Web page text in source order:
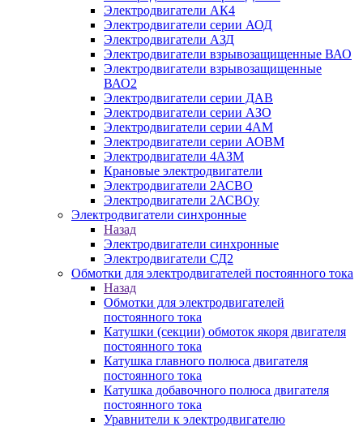
Электродвигатели АК4
Электродвигатели серии АОД
Электродвигатели АЗД
Электродвигатели взрывозащищенные ВАО
Электродвигатели взрывозащищенные
ВАО2
Электродвигатели серии ДАВ
Электродвигатели серии АЗО
Электродвигатели серии 4АМ
Электродвигатели серии АОВМ
Электродвигатели 4АЗМ
Крановые электродвигатели
Электродвигатели 2АСВО
Электродвигатели 2АСВОу
Электродвигатели синхронные
Назад
Электродвигатели синхронные
Электродвигатели СД2
Обмотки для электродвигателей постоянного тока
Назад
Обмотки для электродвигателей
постоянного тока
Катушки (секции) обмоток якоря двигателя
постоянного тока
Катушка главного полюса двигателя
постоянного тока
Катушка добавочного полюса двигателя
постоянного тока
Уравнители к электродвигателю